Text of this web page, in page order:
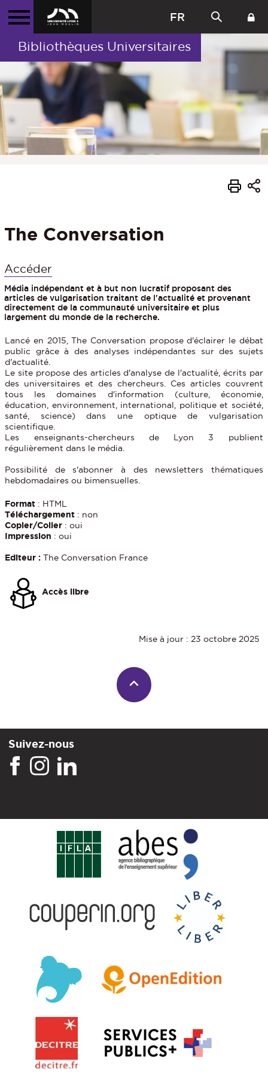
FR
Bibliothèques Universitaires
The Conversation
Accéder
Média indépendant et à but non lucratif proposant des
articles de vulgarisation traitant de l'actualité et provenant
directement de la communauté universitaire et plus
largement du monde de la recherche.
Lancé en 2015, The Conversation propose d'éclairer le débat
public grâce à des analyses indépendantes sur des sujets
d'actualité.
Le site propose des articles d'analyse de l'actualité, écrits par
des universitaires et des chercheurs. Ces articles couvrent
tous les domaines d'information (culture, économie,
éducation, environnement, international, politique et société,
santé, science) dans une optique de vulgarisation
scientifique.
Les enseignants-chercheurs de Lyon 3 publient
régulièrement dans le média.
Possibilité de s'abonner à des newsletters thématiques
hebdomadaires ou bimensuelles.
Format : HTML
Téléchargement : non
Copier/Coller : oui
Impression : oui
Editeur :The Conversation France
Accès libre
Mise à jour : 23 octobre 2025
Suivez-nous